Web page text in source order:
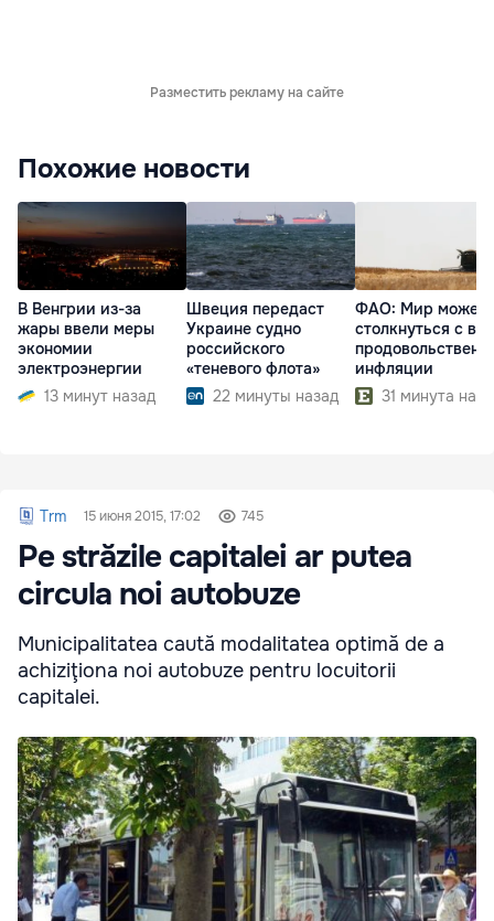
Разместить рекламу на сайте
Похожие новости
В Венгрии из-за
жары ввели меры
экономии
электроэнергии
13 минут назад
Швеция передаст
Украине судно
российского
«теневого флота»
22 минуты назад
ФАО: Мир может
столкнуться с
инфляции
31 минута
Trm 15 июня 2015, 17:02 745
Pe străzile capitalei ar putea
circula noi autobuze
Municipalitatea caută modalitatea optimă de a
achiziţiona noi autobuze pentru locuitorii
capitalei.